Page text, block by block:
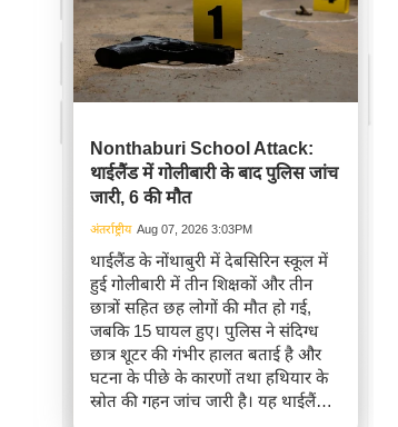
Nonthaburi School Attack:
थाईलैंड में गोलीबारी के बाद पुलिस जांच
जारी, 6 की मौत
अंतर्राष्ट्रीय Aug 07, 2026 3:03PM
थाईलैंड के नोंथाबुरी में देबसिरिन स्कूल में
हुई गोलीबारी में तीन शिक्षकों और तीन
छात्रों सहित छह लोगों की मौत हो गई,
जबकि 15 घायल हुए। पुलिस ने संदिग्ध
छात्र शूटर की गंभीर हालत बताई है और
घटना के पीछे के कारणों तथा हथियार के
स्रोत की गहन जांच जारी है। यह थाईलैंड में